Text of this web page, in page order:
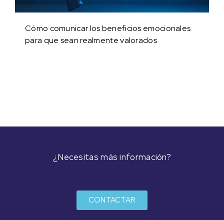
Cómo comunicar los beneficios emocionales
para que sean realmente valorados
¿Necesitas más información?
CONTACTAR